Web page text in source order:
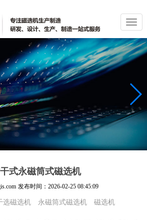
切
换
导
航
式永磁筒式磁选机
发布时间： 2026-02-25 08:45:09
选磁选机 永磁筒式磁选机 磁选机